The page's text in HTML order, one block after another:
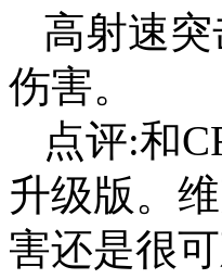
高射速
伤害。
点评:和
升级版。
害还是很